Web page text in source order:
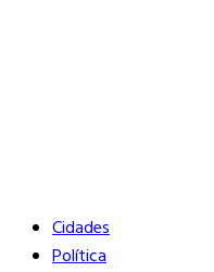
Cidades
Política